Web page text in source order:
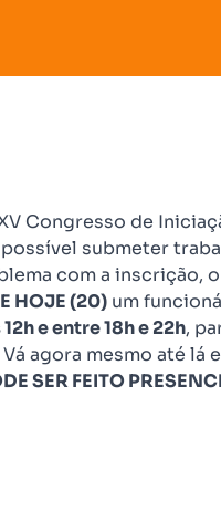
Congresso de
submeter
com a inscrição,
HOJE (20) um
e entre 18h e 22h,
agora mesmo até lá
SER FEITO